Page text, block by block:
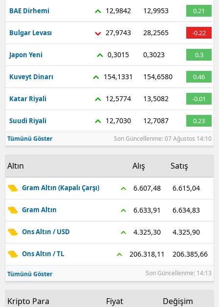
BAE Dirhemi 12,9842 12,9953 0.21
Bulgar Levası 27,9743 28,2565 -0.22
Japon Yeni 0,3015 0,3023 0.3
Kuveyt Dinarı 154,1331 154,6580 0.46
Katar Riyali 12,5774 13,5082 -0.01
Suudi Riyali 12,7030 12,7087 0.23
Tümünü Göster Son Güncellenme: 07 Ağustos 14:10
Altın Alış Satış
Gram Altın (Kapalı Çarşı) 6.607,48 6.615,04
Gram Altın 6.633,91 6.634,83
Ons Altın / USD 4.325,30 4.325,90
Ons Altın / TL 206.318,11 206.385,66
Tümünü Göster Son Güncellenme: 14:13
Kripto Para Fiyat Değişim